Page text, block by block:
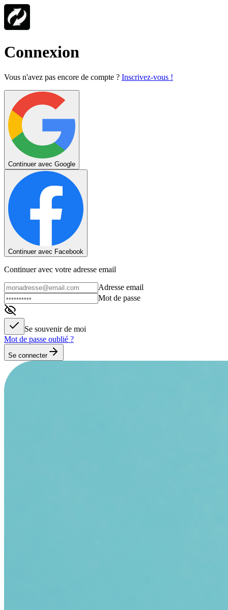
Connexion
Vous n'avez pas encore de compte ? Inscrivez-vous !
Continuer avec Google
Continuer avec Facebook
Continuer avec votre adresse email
Adresse email
Mot de passe
Se souvenir de moi
Mot de passe oublié ?
Se connecter